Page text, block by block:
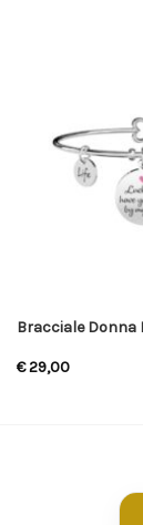
Bracciale Donna
€29,00